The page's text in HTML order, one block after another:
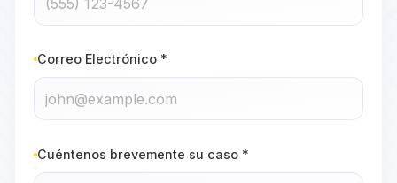
Correo Electrónico *
Cuéntenos brevemente su caso *